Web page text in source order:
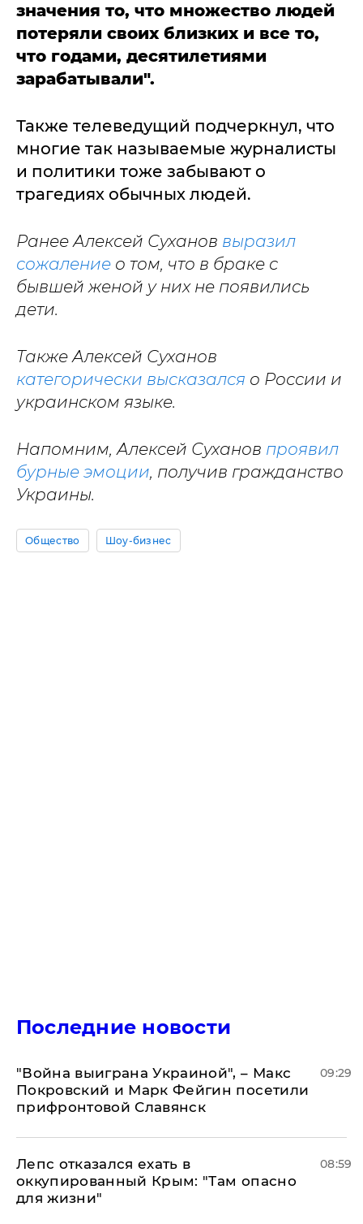
значения то, что множество людей
потеряли своих близких и все то,
что годами, десятилетиями
зарабатывали".
Также телеведущий подчеркнул, что
многие так называемые журналисты
и политики тоже забывают о
трагедиях обычных людей.
Ранее Алексей Суханов выразил
сожаление о том, что в браке с
бывшей женой у них не появились
дети.
Также Алексей Суханов
категорически высказался о России и
украинском языке.
Напомним, Алексей Суханов проявил
бурные эмоции, получив гражданство
Украины.
Общество Шоу-бизнес
Последние новости
"Война выиграна Украиной", – Макс
Покровский и Марк Фейгин посетили
прифронтовой Славянск
09:29
Лепс отказался ехать в
оккупированный Крым: "Там опасно
для жизни"
08:59